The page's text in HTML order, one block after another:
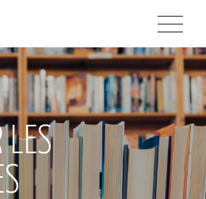
LES